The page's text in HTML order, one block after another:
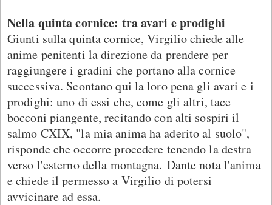
Nella quinta cornice: tra avari e prodighi
Giunti sulla quinta cornice, Virgilio chiede alle
anime penitenti la direzione da prendere per
raggiungere i gradini che portano alla cornice
successiva. Scontano qui la loro pena gli avari e i
prodighi: uno di essi che, come gli altri, tace
bocconi piangente, recitando con alti sospiri il
salmo CXIX, "la mia anima ha aderito al suolo",
risponde che occorre procedere tenendo la destra
verso l'esterno della montagna. Dante nota l'anima
e chiede il permesso a Virgilio di potersi
avvicinare ad essa.